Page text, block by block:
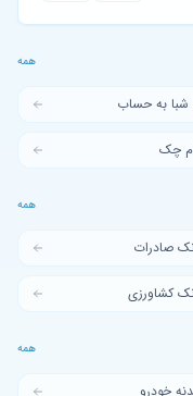
همه
شبا به حساب
چک
همه
صادرات
کشاورزی
همه
خودرو